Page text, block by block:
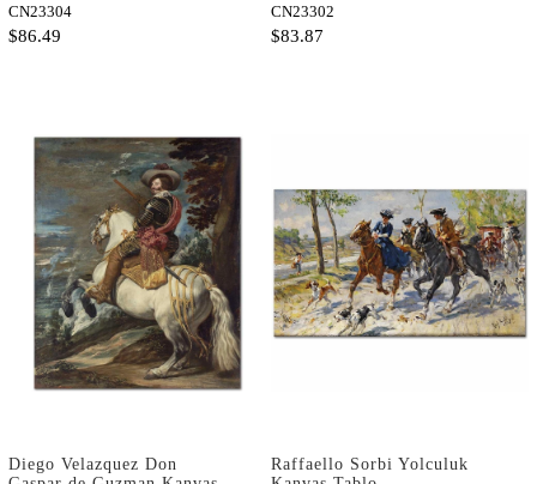
CN23304
$86.49
CN23302
$83.87
Diego Velazquez Don
Raffaello Sorbi Yolculuk